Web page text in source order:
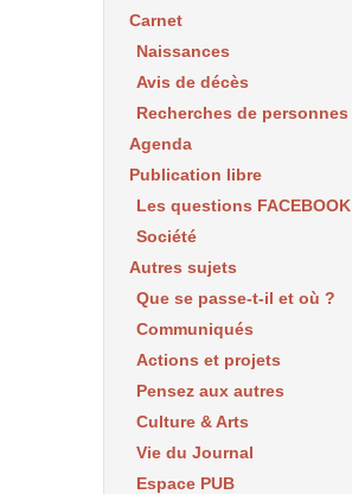
Carnet
Naissances
Avis de décès
Recherches de personnes
Agenda
Publication libre
Les questions FACEBOOK
Société
Autres sujets
Que se passe-t-il et où ?
Communiqués
Actions et projets
Pensez aux autres
Culture & Arts
Vie du Journal
Espace PUB